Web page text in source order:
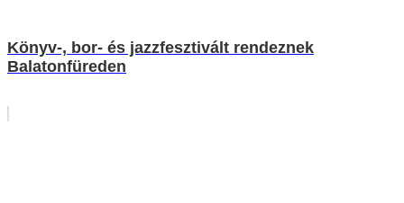
Könyv-, bor- és jazzfesztivált rendeznek
Balatonfüreden